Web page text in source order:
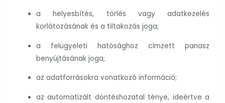
a helyesbítés, törlés vagy adatkezelés
korlátozásának és a tiltakozás joga;
a felügyeleti hatósághoz címzett panasz
benyújtásának joga;
az adatforrásokra vonatkozó információ;
az automatizált döntéshozatal ténye, ideértve a